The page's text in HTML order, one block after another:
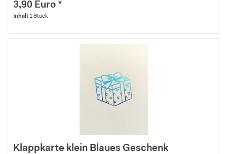
3,90 Euro *
Inhalt 1 Stück
Klappkarte klein Blaues Geschenk